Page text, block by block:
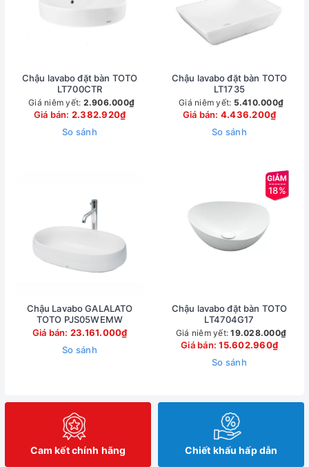
Chậu lavabo đặt bàn TOTO
LT700CTR
Giá niêm yết: 2.906.000₫
Giá bán: 2.382.920₫
So sánh
Chậu lavabo đặt bàn TOTO
LT1735
Giá niêm yết: 5.410.000₫
Giá bán: 4.436.200₫
So sánh
Chậu Lavabo GALALATO
TOTO PJS05WEMW
Giá bán: 23.161.000₫
So sánh
18%
Chậu lavabo đặt bàn TOTO
LT4704G17
Giá niêm yết:19.028.000₫
Giá bán:15.602.960₫
So sánh
Cam kết chính hãng Chiết khấu hấp dẫn